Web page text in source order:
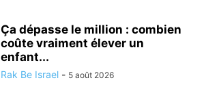
Ça dépasse le million : combien
coûte vraiment élever un
enfant...
Rak Be Israel - 5 août 2026